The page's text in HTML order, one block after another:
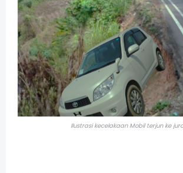
Ilustrasi kecelakaan Mobil terjun ke